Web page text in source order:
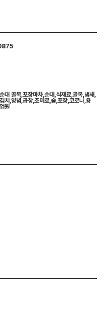
대 골목,포장마차,순대,식재료,골목,냄새,
치,양념,곱창,조미료,술,포장,코로나,용
원